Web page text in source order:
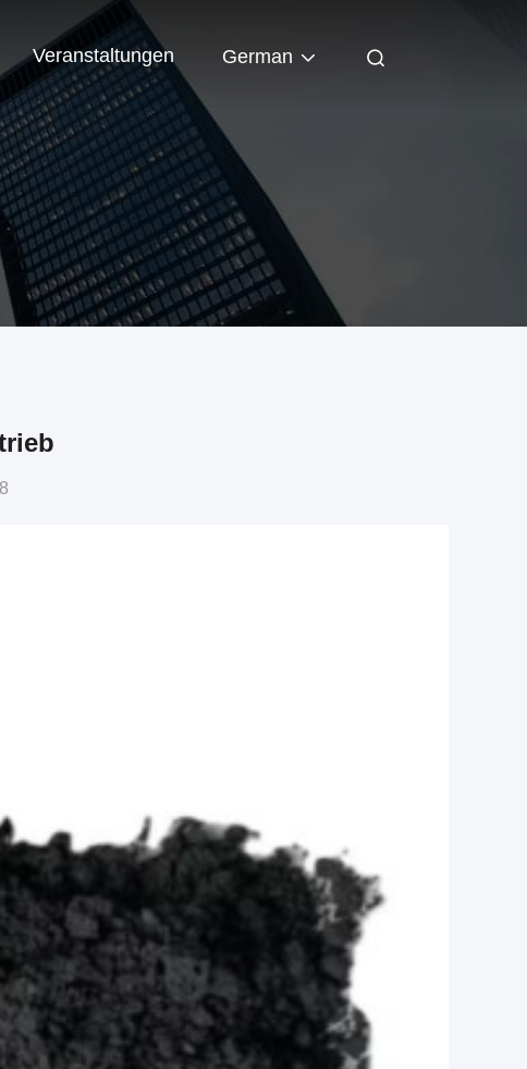
Veranstaltungen German